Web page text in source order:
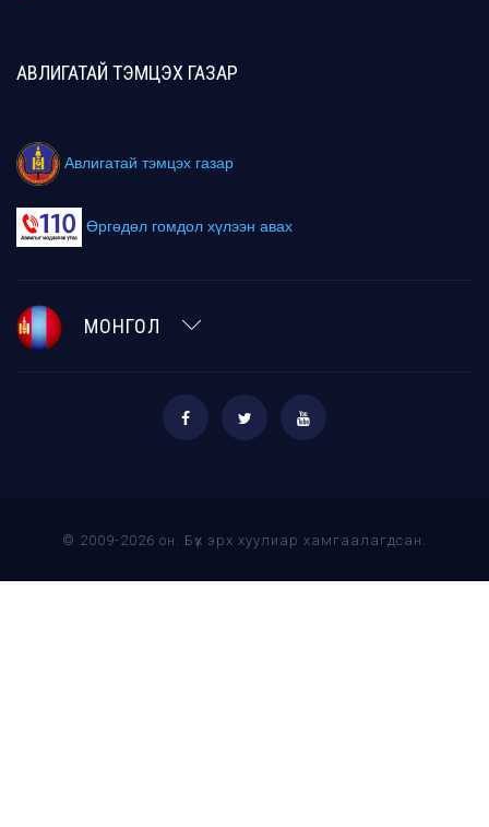
АВЛИГАТАЙ ТЭМЦЭХ ГАЗАР
Авлигатай тэмцэх газар
Өргөдөл гомдол хүлээн авах
МОНГОЛ
© 2009-2026 он. Бүх эрх хуулиар хамгаалагдсан.